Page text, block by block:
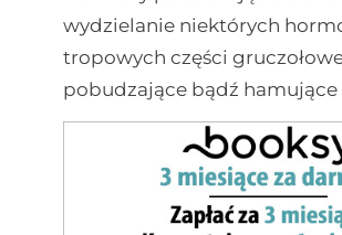
wydzielanie niektórych
tropowych części
pobudzające bądź hamujące